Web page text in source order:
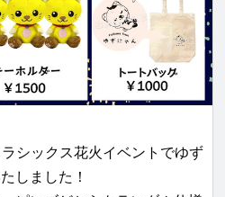
シックス花火イベントでゆず
しました！